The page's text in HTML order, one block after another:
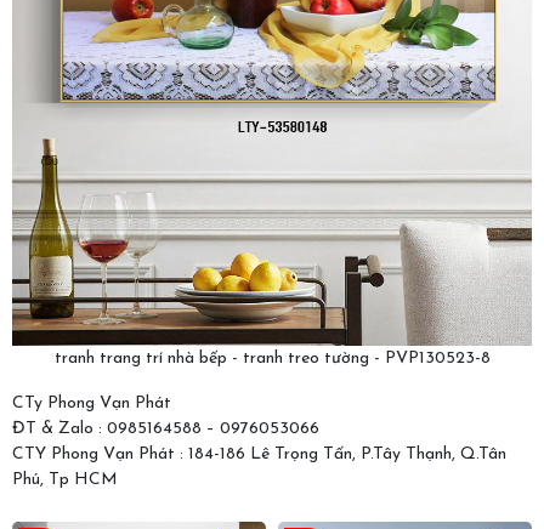
tranh trang trí nhà bếp - tranh treo tường - PVP130523-8
CTy Phong Vạn Phát
ĐT & Zalo : 0985164588 – 0976053066
CTY Phong Vạn Phát : 184-186 Lê Trọng Tấn, P.Tây Thạnh, Q.Tân
Phú, Tp HCM